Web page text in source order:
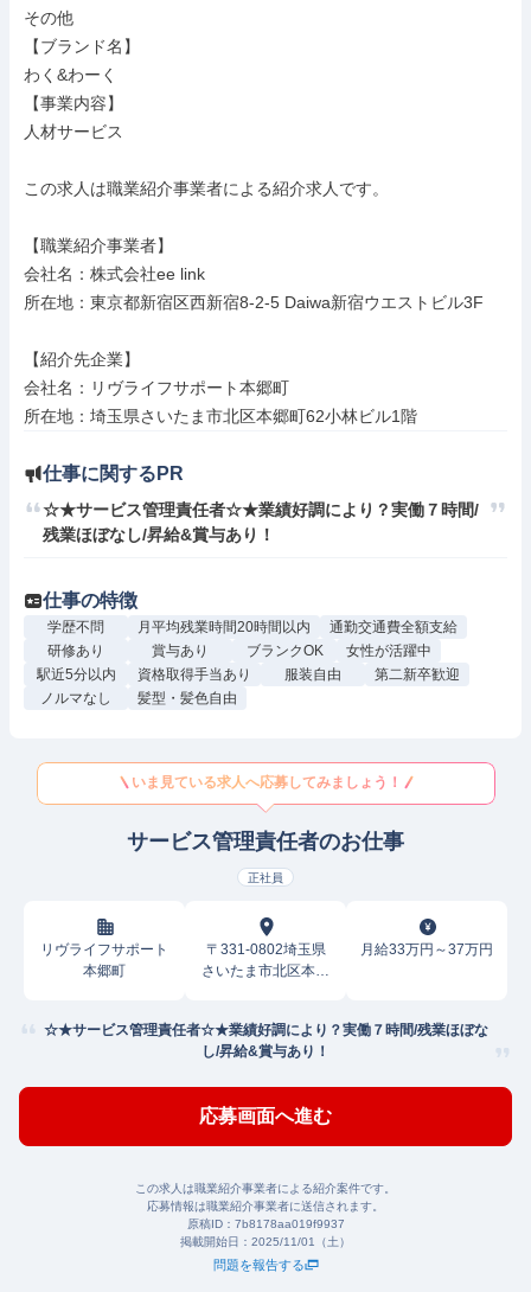
その他
【ブランド名】
わく&わーく
【事業内容】
人材サービス
この求人は職業紹介事業者による紹介求人です。
【職業紹介事業者】
会社名：株式会社ee link
所在地：東京都新宿区西新宿8-2-5 Daiwa新宿ウエストビル3F
【紹介先企業】
会社名：リヴライフサポート本郷町
所在地：埼玉県さいたま市北区本郷町62小林ビル1階
仕事に関するPR
☆★サービス管理責任者☆★業績好調により？実働７時間/
残業ほぼなし/昇給&賞与あり！
仕事の特徴
学歴不問 月平均残業時間20時間以内
通勤交通費全額支給
研修あり
賞与あり ブランクOK
女性が活躍中
駅近5分以内
資格取得手当あり 服装自由
第二新卒歓迎
ノルマなし
髪型・髪色自由
いま見ている求人へ応募してみましょう！
サービス管理責任者のお仕事
正社員
リヴライフサポート
本郷町
〒331-0802埼玉県
さいたま市北区本郷
月給33万円～37万円
☆★サービス管理責任者☆★業績好調により？実働７時間/残業ほぼな
し/昇給&賞与あり！
応募画面へ進む
この求人は職業紹介事業者による紹介案件です。
応募情報は職業紹介事業者に送信されます。
原稿ID： 7b8178aa019f9937
掲載開始日： 2025/11/01（土）
問題を報告する